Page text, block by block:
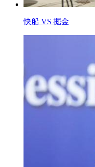
快船 VS 掘金